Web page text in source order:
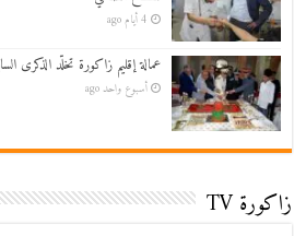
4 أيام ago
عمالة إقليم زاكورة تخلّد الذكرى
أسبوع واحد ago
زاكورة TV